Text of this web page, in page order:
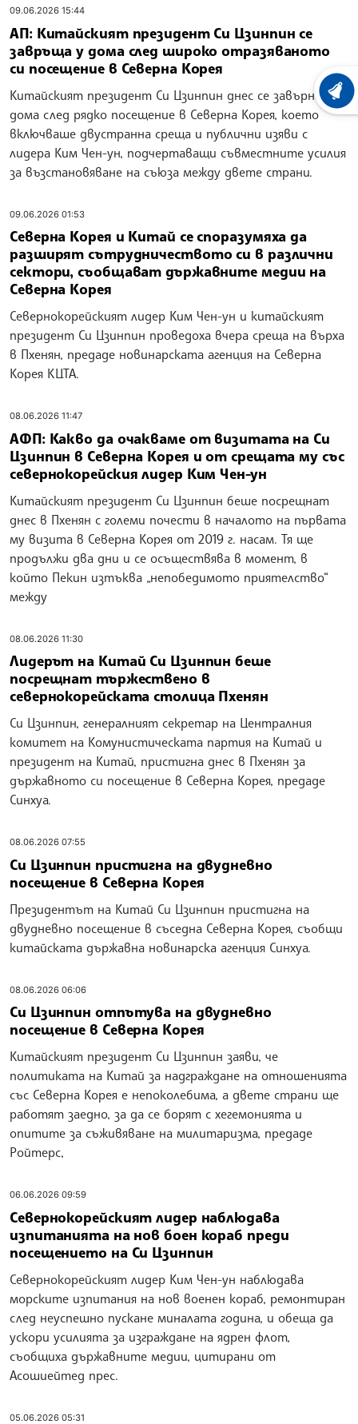
09.06.2026 15:44
АП: Китайският президент Си Цзинпин се
завръща у дома след широко отразяваното
си посещение в Северна Корея
Китайският президент Си Цзинпин днес се завърна у
дома след рядко посещение в Северна Корея, което
включваше двустранна среща и публични изяви с
лидера Ким Чен-ун, подчертаващи съвместните усилия
за възстановяване на съюза между двете страни.
09.06.2026 01:53
Северна Корея и Китай се споразумяха да
разширят сътрудничеството си в различни
сектори, съобщават държавните медии на
Северна Корея
Севернокорейският лидер Ким Чен-ун и китайският
президент Си Цзинпин проведоха вчера среща на върха
в Пхенян, предаде новинарската агенция на Северна
Корея КЦТА.
08.06.2026 11:47
АФП: Какво да очакваме от визитата на Си
Цзинпин в Северна Корея и от срещата му със
севернокорейския лидер Ким Чен-ун
Китайският президент Си Цзинпин беше посрещнат
днес в Пхенян с големи почести в началото на първата
му визита в Северна Корея от 2019 г. насам. Тя ще
продължи два дни и се осъществява в момент, в
който Пекин изтъква „непобедимото приятелство“
между
08.06.2026 11:30
Лидерът на Китай Си Цзинпин беше
посрещнат тържествено в
севернокорейската столица Пхенян
Си Цзинпин, генералният секретар на Централния
комитет на Комунистическата партия на Китай и
президент на Китай, пристигна днес в Пхенян за
държавното си посещение в Северна Корея, предаде
Синхуа.
08.06.2026 07:55
Си Цзинпин пристигна на двудневно
посещение в Северна Корея
Президентът на Китай Си Цзинпин пристигна на
двудневно посещение в съседна Северна Корея, съобщи
китайската държавна новинарска агенция Синхуа.
08.06.2026 06:06
Си Цзинпин отпътува на двудневно
посещение в Северна Корея
Китайският президент Си Цзинпин заяви, че
политиката на Китай за надграждане на отношенията
със Северна Корея е непоколебима, а двете страни ще
работят заедно, за да се борят с хегемонията и
опитите за съживяване на милитаризма, предаде
Ройтерс,
06.06.2026 09:59
Севернокорейският лидер наблюдава
изпитанията на нов боен кораб преди
посещението на Си Цзинпин
Севернокорейският лидер Ким Чен-ун наблюдава
морските изпитания на нов военен кораб, ремонтиран
след неуспешно пускане миналата година, и обеща да
ускори усилията за изграждане на ядрен флот,
съобщиха държавните медии, цитирани от
Асошиейтед прес.
05.06.2026 05:31